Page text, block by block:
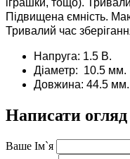
іграшки, тощо).
Підвищена ємність.
Тривалий час
Напруга: 1.5 В.
Діаметр: 10.5 мм.
Довжина: 44.5 мм.
Написати огляд
Ваше Ім`я